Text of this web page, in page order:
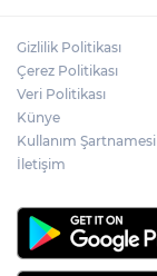
Gizlilik Politikası
Çerez Politikası
Veri Politikası
Künye
Kullanım Şartnamesi
İletişim